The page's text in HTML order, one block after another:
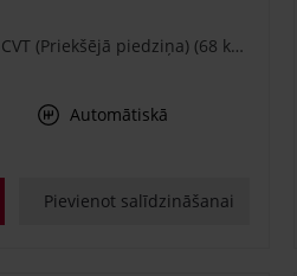
Active 1.5 Hybrid 115 e-CVT (Priekšējā piedziņa) (68 kW)
Automātiskā
Pievienot salīdzināšanai